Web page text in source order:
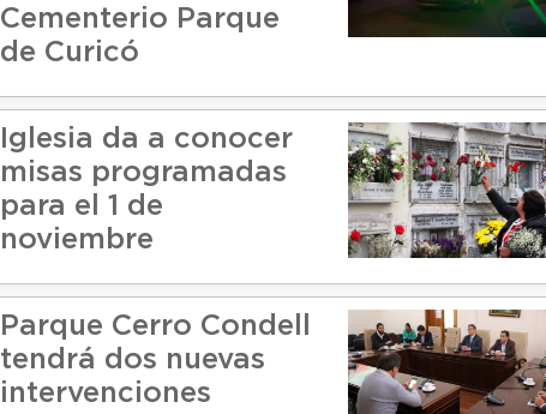
Cementerio Parque
de Curicó
Iglesia da a conocer
misas programadas
para el 1 de
noviembre
Parque Cerro Condell
tendrá dos nuevas
intervenciones